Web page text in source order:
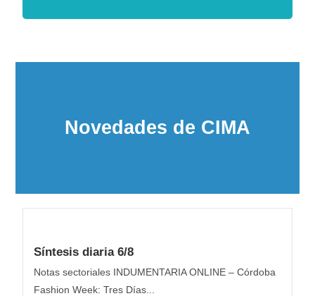
Novedades de CIMA​
Síntesis diaria 6/8
Notas sectoriales INDUMENTARIA ONLINE – Córdoba
Fashion Week: Tres Días...